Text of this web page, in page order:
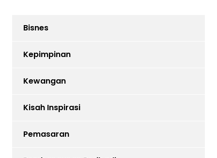
Bisnes
Kepimpinan
Kewangan
Kisah Inspirasi
Pemasaran